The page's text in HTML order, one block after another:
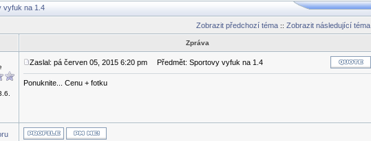
vyfuk na 1.4
Zobrazit předchozí téma :: Zobrazit následující téma
Zpráva
Zaslal: pá červen 05, 2015 6:20 pm Předmět: Sportovy vyfuk na 1.4
Ponuknite... Cenu + fotku